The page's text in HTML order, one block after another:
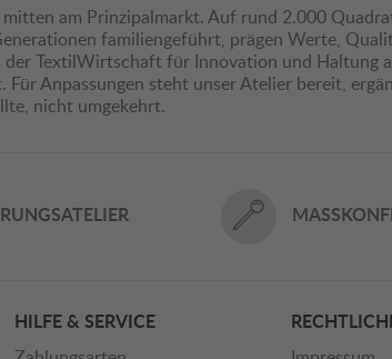
am Prinzipalmarkt. Auf rund 2.000
familiengeführt, prägen Werte,
TextilWirtschaft für Innovation und Haltung
Anpassungen steht unser Atelier bereit,
nicht umgekehrt.
HILFE & SERVICE